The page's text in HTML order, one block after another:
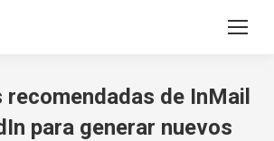
Buscar:
de InMail
para generar nuevos